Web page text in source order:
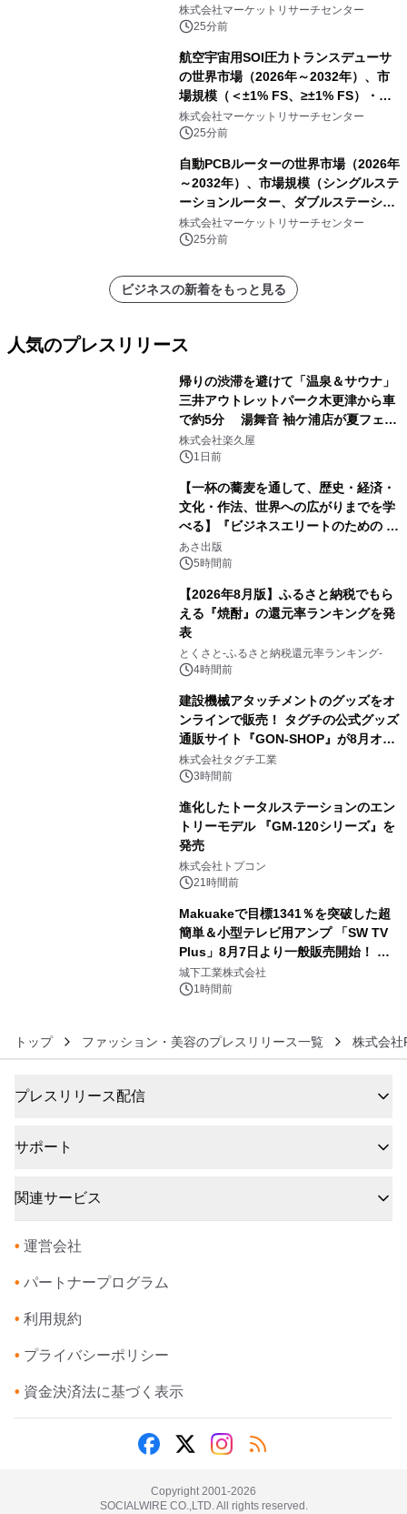
ア、ソフトウェア、サービス）・分析
レポートを発表
株式会社マーケットリサーチセンター
25分前
航空宇宙用SOI圧力トランスデューサ
の世界市場（2026年～2032年）、市
場規模（＜±1% FS、≥±1% FS）・分
析レポートを発表
株式会社マーケットリサーチセンター
25分前
自動PCBルーターの世界市場（2026年
～2032年）、市場規模（シングルステ
ーションルーター、ダブルステーショ
ンルーター）・分析レポートを発表
株式会社マーケットリサーチセンター
25分前
ビジネスの新着をもっと見る
人気のプレスリリース
帰りの渋滞を避けて「温泉＆サウナ」
三井アウトレットパーク木更津から車
で約5分 湯舞音 袖ケ浦店が夏フェア
メニューを提供
株式会社楽久屋
1日前
【一杯の蕎麦を通して、歴史・経済・
文化・作法、世界への広がりまでを学
べる】『ビジネスエリートのための 教
養としての蕎麦』2026年8月25日
（火）発売
あさ出版
5時間前
【2026年8月版】ふるさと納税でもら
える『焼酎』の還元率ランキングを発
表
とくさと-ふるさと納税還元率ランキング-
4時間前
建設機械アタッチメントのグッズをオ
ンラインで販売！ タグチの公式グッズ
通販サイト『GON-SHOP』が8月オー
プン
株式会社タグチ工業
3時間前
進化したトータルステーションのエン
トリーモデル 『GM-120シリーズ』を
発売
株式会社トプコン
21時間前
Makuakeで目標1341％を突破した超
簡単＆小型テレビ用アンプ 「SW TV
Plus」8月7日より一般販売開始！ ケ
ーブル1本つなぐだけ、テレビの音が
ぐっと豊かに
城下工業株式会社
1時間前
トップ ファッション・美容のプレスリリース一覧 株式会社
プレスリリース配信
サポート
関連サービス
• 運営会社
• パートナープログラム
• 利用規約
• プライバシーポリシー
• 資金決済法に基づく表示
Copyright 2001-2026
SOCIALWIRE CO.,LTD. All rights reserved.